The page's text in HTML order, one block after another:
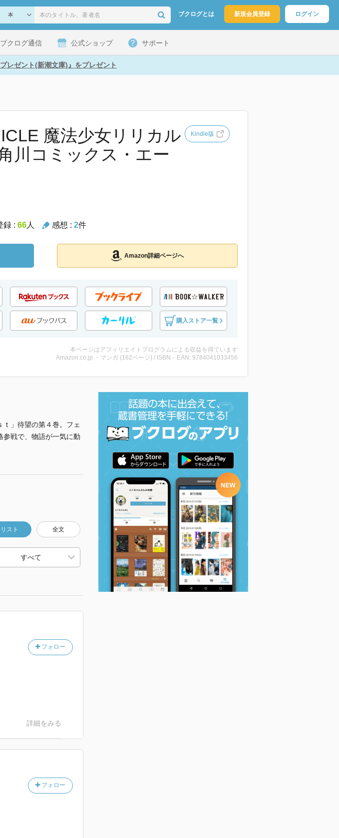
ブクログとは 新規会員登録 ログイン
ブクログ通信 公式ショップ サポート
レゼント(新潮文庫)』をプレゼント
魔法少女リリカル
川コミックス・エー
Kindle版
録 : 66人 感想 : 2件
Amazon詳細ページへ
購入ストア一覧
本ページはアフィリエイトプログラムによる収益を得ています
Amazon.co.jp ・マンガ (162ページ) / ISBN・EAN: 9784041033456
ｔ」待望の第４巻。フェ
戦で、物語が一気に動
リスト 全文
フォロー
詳細をみる
フォロー